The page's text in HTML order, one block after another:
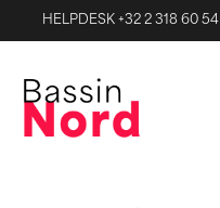
HELPDESK +32 2 318 60 54